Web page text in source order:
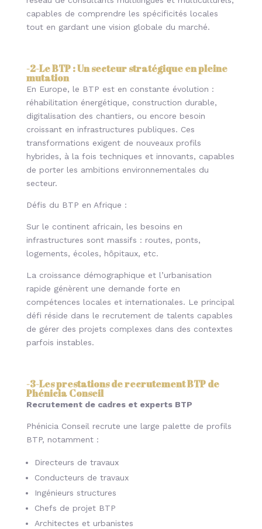
capables de comprendre les spécificités locales
tout en gardant une vision globale du marché.
-2-Le BTP : Un secteur stratégique en pleine
mutation
En Europe, le BTP est en constante évolution :
réhabilitation énergétique, construction durable,
digitalisation des chantiers, ou encore besoin
croissant en infrastructures publiques. Ces
transformations exigent de nouveaux profils
hybrides, à la fois techniques et innovants, capables
de porter les ambitions environnementales du
secteur.
Défis du BTP en Afrique :
Sur le continent africain, les besoins en
infrastructures sont massifs : routes, ponts,
logements, écoles, hôpitaux, etc.
La croissance démographique et l’urbanisation
rapide génèrent une demande forte en
compétences locales et internationales. Le principal
défi réside dans le recrutement de talents capables
de gérer des projets complexes dans des contextes
parfois instables.
-3-Les prestations de recrutement BTP de
Phénicia Conseil
Recrutement de cadres et experts BTP
Phénicia Conseil recrute une large palette de profils
BTP, notamment :
Directeurs de travaux
Conducteurs de travaux
Ingénieurs structures
Chefs de projet BTP
Architectes et urbanistes